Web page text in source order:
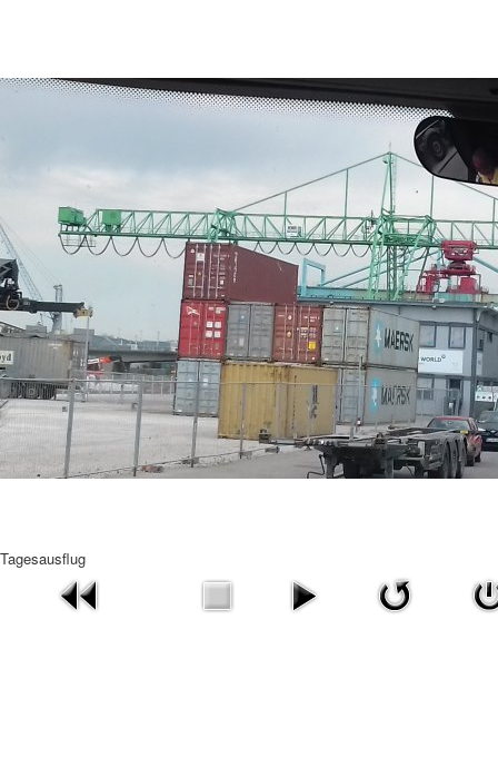
Tagesausflug